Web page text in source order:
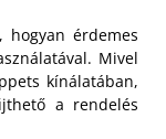
hogyan érdemes
Mivel
kínálatában,
a rendelés